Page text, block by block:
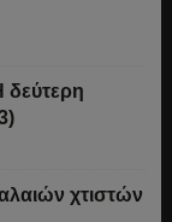
δεύτερη
χτιστών